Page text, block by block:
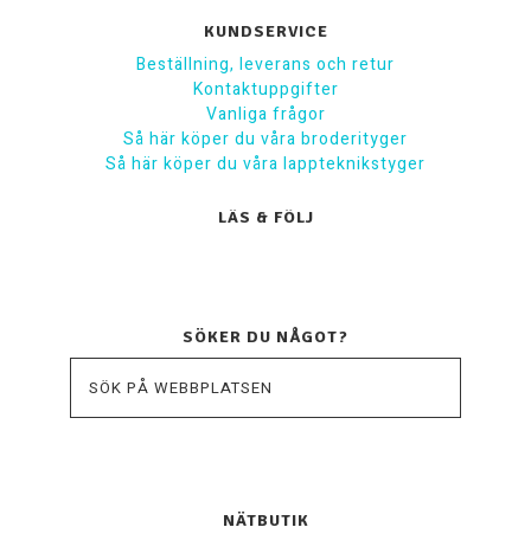
KUNDSERVICE
Beställning, leverans och retur
Kontaktuppgifter
Vanliga frågor
Så här köper du våra broderityger
Så här köper du våra lappteknikstyger
LÄS & FÖLJ
SÖKER DU NÅGOT?
NÄTBUTIK